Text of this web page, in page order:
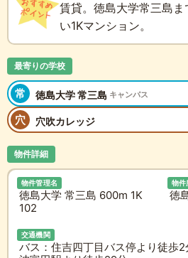
賃貸。徳島大学常三島
い1Kマンション。
最寄りの学校
常 徳島大学 常三島 キャンパス
穴 穴吹カレッジ
物件詳細
物件管理名
徳島大学 常三島 600m 1K
102
物件
徳
交通機関
バス：住吉四丁目バス停より徒